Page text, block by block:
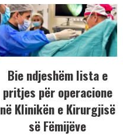
Bie ndjeshëm lista e
pritjes për operacione
në Klinikën e Kirurgjisë
së Fëmijëve